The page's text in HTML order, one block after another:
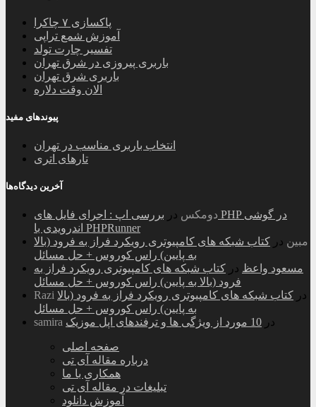
پاکسازی ۷ چاکرا
آموزش شمع تراپی
تفسیر چارت تولد
باربری پیروزی در شرق تهران
باربری شرق تهران
الان وقت دلاره
پیوندهای مفید
انتخاب باربری مناسب در تهران
تارهای اتری
آخرین دیدگاه‌ها
دومکس در بررسی اپ : اجرای فایل های PHP در گوشی
اندرویدی با PHPRunner
مبین در کتاب شبکه های کامپیوتری رویکرد فراز به فرود (بالا
به پایین) راس کوروس + حل مسائل
مسعود واعظ در کتاب شبکه های کامپیوتری رویکرد فراز به
فرود (بالا به پایین) راس کوروس + حل مسائل
Razi
در کتاب شبکه های کامپیوتری رویکرد فراز به فرود (بالا
به پایین) راس کوروس + حل مسائل
samira
در 10 مورد از ویژگی ها و ترفندهای اپل موزیک
صفحه اصلی
درباره مقاله آی تی
همکاری با ما
تبلیغات در مقاله آی تی
آموزش دانلود